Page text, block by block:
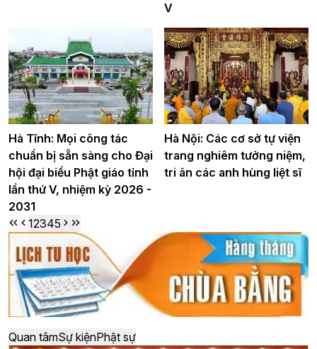
V
Hà Tĩnh: Mọi công tác
chuẩn bị sẵn sàng cho Đại
hội đại biểu Phật giáo tỉnh
lần thứ V, nhiệm kỳ 2026 -
2031
Hà Nội: Các cơ sở tự viện
trang nghiêm tưởng niệm,
tri ân các anh hùng liệt sĩ
12345
Quan tâmSự kiệnPhật sự